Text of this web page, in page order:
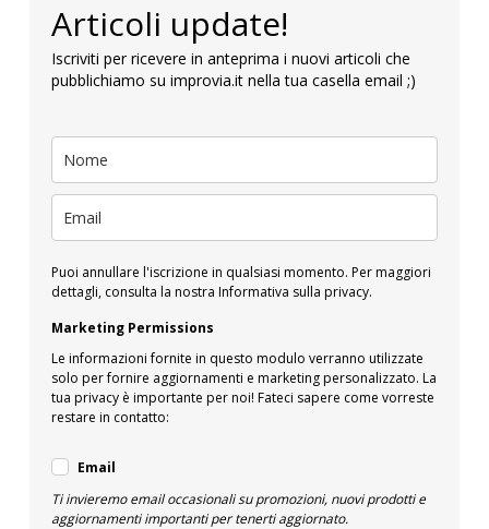
Articoli update!
Iscriviti per ricevere in anteprima i nuovi articoli che
pubblichiamo su improvia.it nella tua casella email ;)
Puoi annullare l'iscrizione in qualsiasi momento. Per maggiori
dettagli, consulta la nostra Informativa sulla privacy.
Marketing Permissions
Le informazioni fornite in questo modulo verranno utilizzate
solo per fornire aggiornamenti e marketing personalizzato. La
tua privacy è importante per noi! Fateci sapere come vorreste
restare in contatto:
Email
Ti invieremo email occasionali su promozioni, nuovi prodotti e
aggiornamenti importanti per tenerti aggiornato.